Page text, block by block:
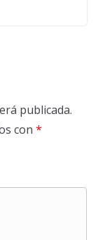
publicada.
con *